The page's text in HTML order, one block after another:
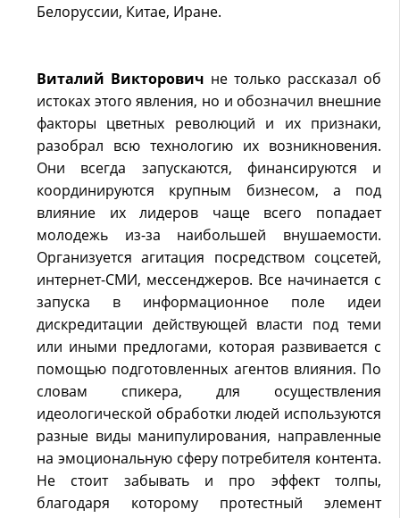
Белоруссии, Китае, Иране.
Виталий Викторович не только рассказал об
истоках этого явления, но и обозначил внешние
факторы цветных революций и их признаки,
разобрал всю технологию их возникновения.
Они всегда запускаются, финансируются и
координируются крупным бизнесом, а под
влияние их лидеров чаще всего попадает
молодежь из-за наибольшей внушаемости.
Организуется агитация посредством соцсетей,
интернет-СМИ, мессенджеров. Все начинается с
запуска в информационное поле идеи
дискредитации действующей власти под теми
или иными предлогами, которая развивается с
помощью подготовленных агентов влияния. По
словам спикера, для осуществления
идеологической обработки людей используются
разные виды манипулирования, направленные
на эмоциональную сферу потребителя контента.
Не стоит забывать и про эффект толпы,
благодаря которому протестный элемент